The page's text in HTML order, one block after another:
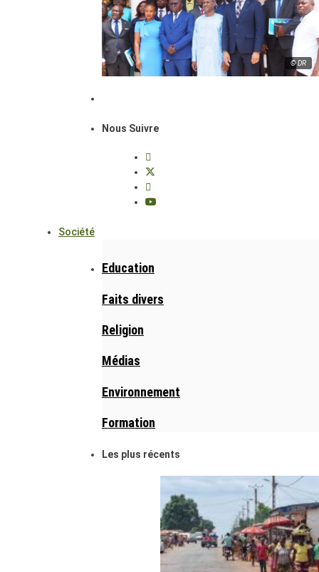
© DR
Nous Suivre
Société
Education
Faits divers
Religion
Médias
Environnement
Formation
Les plus récents